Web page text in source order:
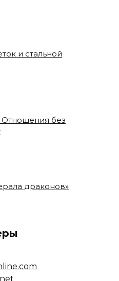
и стальной
Отношения без
драконов»